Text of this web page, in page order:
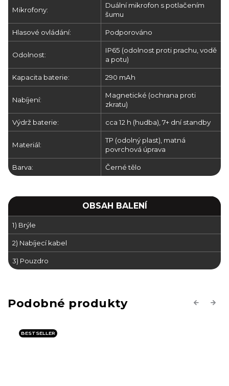
Mikrofony:
Duální mikrofon s potlačením
šumu
Hlasové ovládání: Podporováno
Odolnost:
IP65 (odolnost proti prachu, vodě
a potu)
Kapacita baterie: 290 mAh
Nabíjení:
Magnetické (ochrana proti
zkratu)
Výdrž baterie: cca 12 h (hudba), 7+ dní standby
Materiál:
TP (odolný plast), matná
povrchová úprava
Barva: Černé tělo
OBSAH BALENÍ
1) Brýle
2) Nabíjecí kabel
3) Pouzdro
Previous
BESTSELLER
Next